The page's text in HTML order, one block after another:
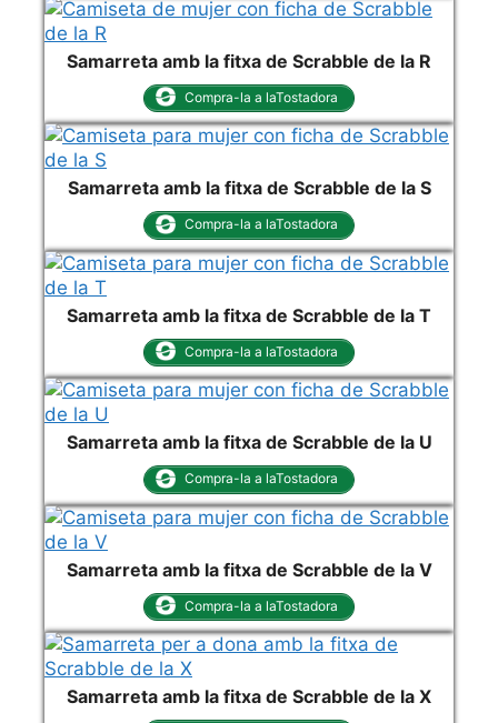
Samarreta amb la fitxa de Scrabble de la R
Compra-la a laTostadora
Samarreta amb la fitxa de Scrabble de la S
Compra-la a laTostadora
Samarreta amb la fitxa de Scrabble de la T
Compra-la a laTostadora
Samarreta amb la fitxa de Scrabble de la U
Compra-la a laTostadora
Samarreta amb la fitxa de Scrabble de la V
Compra-la a laTostadora
Samarreta amb la fitxa de Scrabble de la X